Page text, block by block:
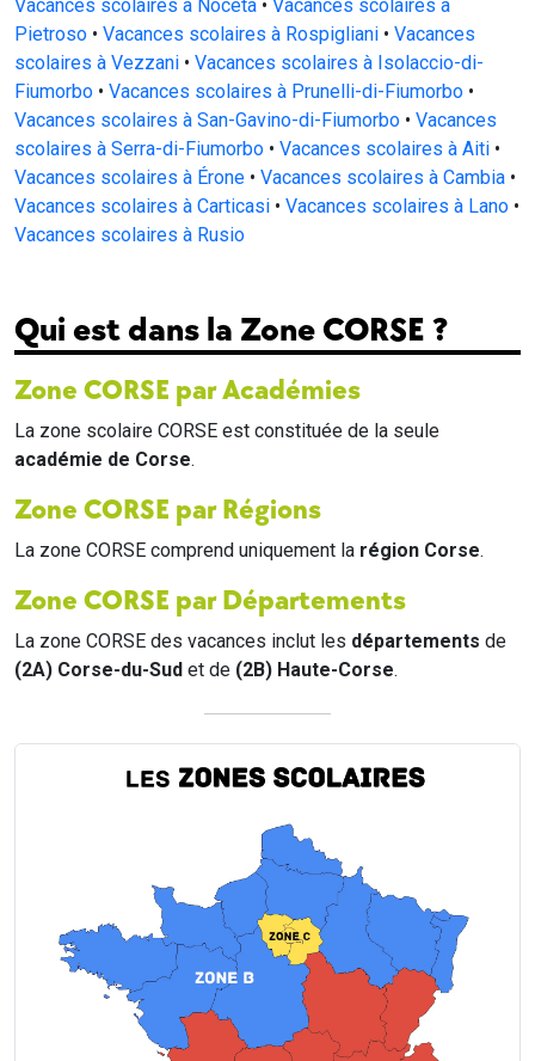
Vacances scolaires à Noceta • Vacances scolaires à
Pietroso • Vacances scolaires à Rospigliani • Vacances
scolaires à Vezzani • Vacances scolaires à Isolaccio-di-
Fiumorbo • Vacances scolaires à Prunelli-di-Fiumorbo •
Vacances scolaires à San-Gavino-di-Fiumorbo • Vacances
scolaires à Serra-di-Fiumorbo • Vacances scolaires à Aiti •
Vacances scolaires à Érone • Vacances scolaires à Cambia •
Vacances scolaires à Carticasi • Vacances scolaires à Lano •
Vacances scolaires à Rusio
Qui est dans la Zone CORSE ?
Zone CORSE par Académies
La zone scolaire CORSE est constituée de la seule
académie de Corse.
Zone CORSE par Régions
La zone CORSE comprend uniquement la région Corse.
Zone CORSE par Départements
La zone CORSE des vacances inclut les départements de
(2A) Corse-du-Sud et de (2B) Haute-Corse.